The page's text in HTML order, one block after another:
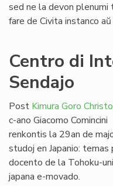
sed ne la devon plenumi
fare de Civita instanco
Centro di
Sendajo
Post Kimura Goro
c-ano Giacomo Comincini
renkontis la 29an de
studoj en Japanio:
docento de la Tohoku-
japana e-movado.